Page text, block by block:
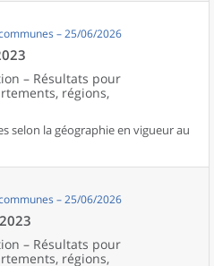
– 25/06/2026
– Résultats pour
régions,
selon la géographie en vigueur au
– 25/06/2026
– Résultats pour
régions,